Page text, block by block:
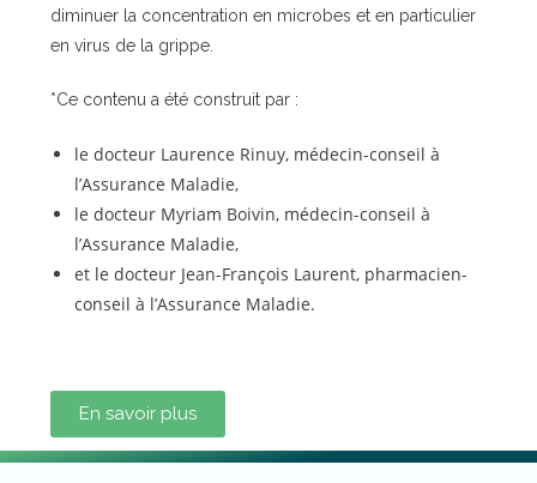
diminuer la concentration en microbes et en particulier
en virus de la grippe.
*Ce contenu a été construit par :
le docteur Laurence Rinuy, médecin-conseil à
l’Assurance Maladie,
le docteur Myriam Boivin, médecin-conseil à
l’Assurance Maladie,
et le docteur Jean-François Laurent, pharmacien-
conseil à l’Assurance Maladie.
En savoir plus